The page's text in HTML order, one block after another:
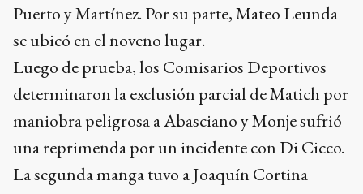
Puerto y Martínez. Por su parte, Mateo Leunda
se ubicó en el noveno lugar.
Luego de prueba, los Comisarios Deportivos
determinaron la exclusión parcial de Matich por
maniobra peligrosa a Abasciano y Monje sufrió
una reprimenda por un incidente con Di Cicco.
La segunda manga tuvo a Joaquín Cortina